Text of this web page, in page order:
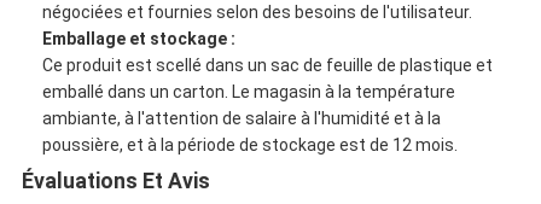
Panneau d'isolation électrique
négociées et fournies selon des besoins de l'utilisateur.
Emballage et stockage :
Ce produit est scellé dans un sac de feuille de plastique et
emballé dans un carton. Le magasin à la température
ambiante, à l'attention de salaire à l'humidité et à la
poussière, et à la période de stockage est de 12 mois.
Évaluations Et Avis